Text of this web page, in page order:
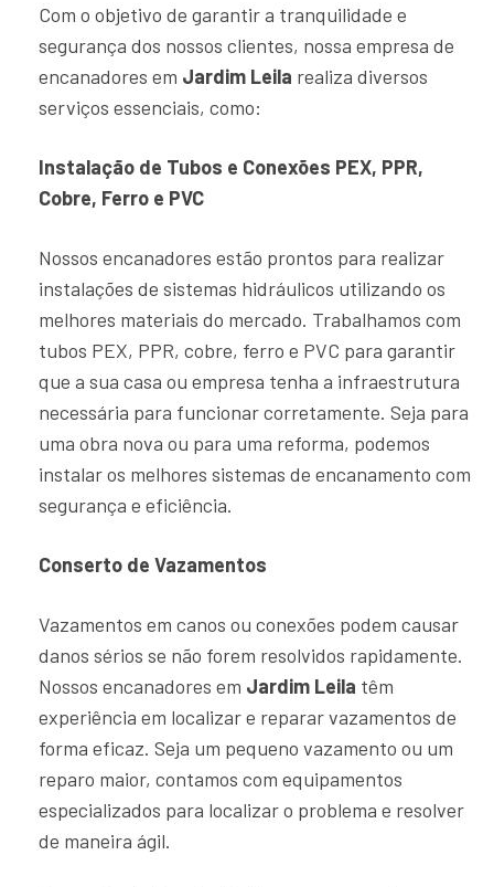
Com o objetivo de garantir a tranquilidade e
segurança dos nossos clientes, nossa empresa de
encanadores em Jardim Leila realiza diversos
serviços essenciais, como:
Instalação de Tubos e Conexões PEX, PPR,
Cobre, Ferro e PVC
Nossos encanadores estão prontos para realizar
instalações de sistemas hidráulicos utilizando os
melhores materiais do mercado. Trabalhamos com
tubos PEX, PPR, cobre, ferro e PVC para garantir
que a sua casa ou empresa tenha a infraestrutura
necessária para funcionar corretamente. Seja para
uma obra nova ou para uma reforma, podemos
instalar os melhores sistemas de encanamento com
segurança e eficiência.
Conserto de Vazamentos
Vazamentos em canos ou conexões podem causar
danos sérios se não forem resolvidos rapidamente.
Nossos encanadores em Jardim Leila têm
experiência em localizar e reparar vazamentos de
forma eficaz. Seja um pequeno vazamento ou um
reparo maior, contamos com equipamentos
especializados para localizar o problema e resolver
de maneira ágil.